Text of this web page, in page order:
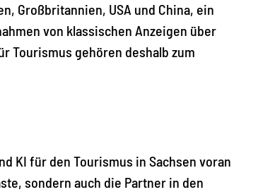
Großbritannien, USA und China, ein
von klassischen Anzeigen über
Tourismus gehören deshalb zum
KI für den Tourismus in Sachsen voran
sondern auch die Partner in den